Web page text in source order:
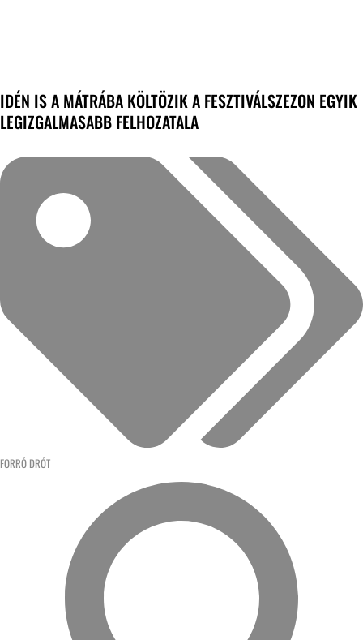
IDÉN IS A MÁTRÁBA KÖLTÖZIK A FESZTIVÁLSZEZON EGYIK
LEGIZGALMASABB FELHOZATALA
FORRÓ DRÓT